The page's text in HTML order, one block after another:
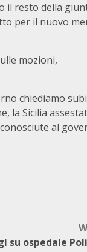
il resto della
per il nuovo
mozioni,
chiediamo
la Sicilia
al
su ospedale